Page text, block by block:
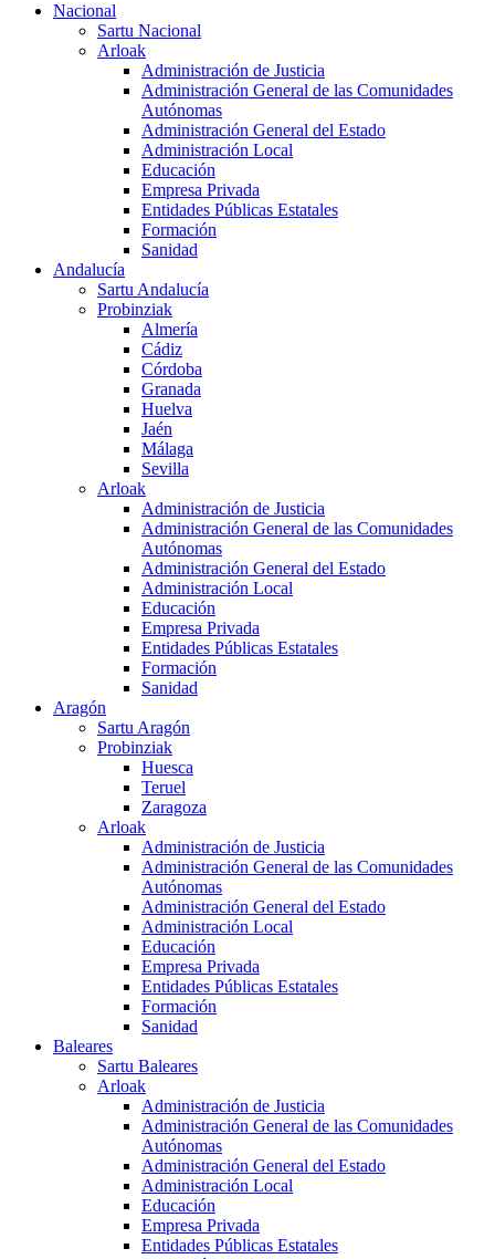
Nacional
Sartu Nacional
Arloak
Administración de Justicia
Administración General de las Comunidades
Autónomas
Administración General del Estado
Administración Local
Educación
Empresa Privada
Entidades Públicas Estatales
Formación
Sanidad
Andalucía
Sartu Andalucía
Probinziak
Almería
Cádiz
Córdoba
Granada
Huelva
Jaén
Málaga
Sevilla
Arloak
Administración de Justicia
Administración General de las Comunidades
Autónomas
Administración General del Estado
Administración Local
Educación
Empresa Privada
Entidades Públicas Estatales
Formación
Sanidad
Aragón
Sartu Aragón
Probinziak
Huesca
Teruel
Zaragoza
Arloak
Administración de Justicia
Administración General de las Comunidades
Autónomas
Administración General del Estado
Administración Local
Educación
Empresa Privada
Entidades Públicas Estatales
Formación
Sanidad
Baleares
Sartu Baleares
Arloak
Administración de Justicia
Administración General de las Comunidades
Autónomas
Administración General del Estado
Administración Local
Educación
Empresa Privada
Entidades Públicas Estatales